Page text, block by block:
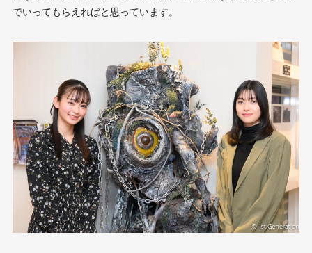
でいってもらえればと思っています。